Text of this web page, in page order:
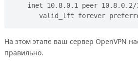
inet 10.8.0.1 peer
На этом этапе ваш сервер OpenVPN
правильно.